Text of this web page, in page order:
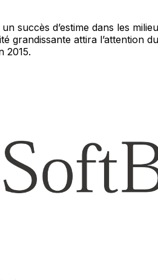
succès d’estime dans les
grandissante attira l’attention
2015.